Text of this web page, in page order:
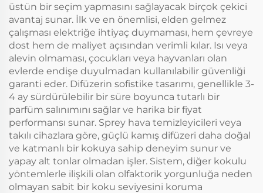
üstün bir seçim yapmasını sağlayacak birçok çekici
avantaj sunar. İlk ve en önemlisi, elden gelmez
çalışması elektriğe ihtiyaç duymaması, hem çevreye
dost hem de maliyet açısından verimli kılar. Isı veya
alevin olmaması, çocukları veya hayvanları olan
evlerde endişe duyulmadan kullanılabilir güvenliği
garanti eder. Difüzerin sofistike tasarımı, genellikle 3-
4 ay sürdürülebilir bir süre boyunca tutarlı bir
parfüm salınımını sağlar ve harika bir fiyat
performansı sunar. Sprey hava temizleyicileri veya
takılı cihazlara göre, güçlü kamış difüzeri daha doğal
ve katmanlı bir kokuya sahip deneyim sunur ve
yapay alt tonlar olmadan işler. Sistem, diğer kokulu
yöntemlerle ilişkili olan olfaktorik yorgunluğa neden
olmayan sabit bir koku seviyesini koruma